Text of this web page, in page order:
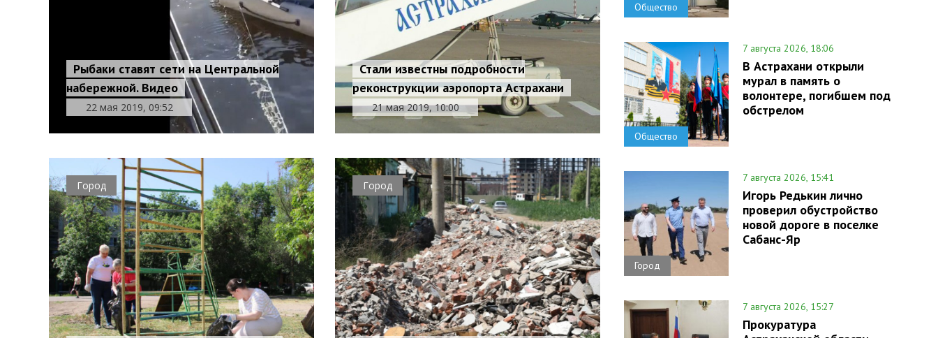
Рыбаки ставят сети на Центральной
набережной. Видео
22 мая 2019, 09:52
Стали известны подробности
реконструкции аэропорта Астрахани
21 мая 2019, 10:00
Город Город
Общество
Общество
7 августа 2026, 18:06
В Астрахани открыли
мурал в память о
волонтере, погибшем под
обстрелом
Город
7 августа 2026, 15:41
Игорь Редькин лично
проверил обустройство
новой дороге в поселке
Сабанс-Яр
7 августа 2026, 15:27
Прокуратура